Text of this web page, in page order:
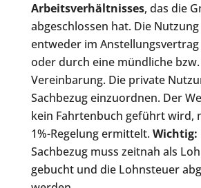
Arbeitsverhältnisses, das die
abgeschlossen hat. Die
entweder im
oder durch eine mündliche
Vereinbarung. Die private
Sachbezug einzuordnen. Der
kein Fahrtenbuch geführt wird,
1%-Regelung ermittelt. Wichtig:
Sachbezug muss zeitnah als
gebucht und die Lohnsteuer